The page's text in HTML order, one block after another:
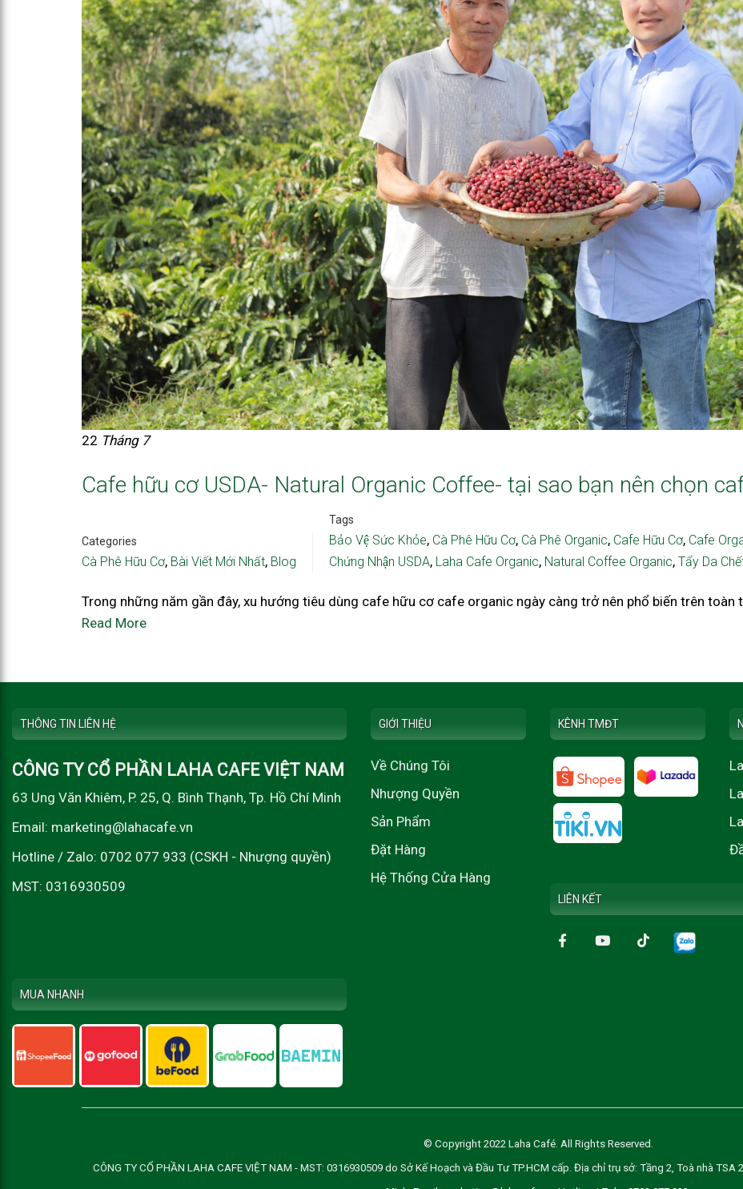
22 Tháng 7
Cafe hữu cơ USDA- Natural Organic Coffee- tại sao bạn nên chọn
Categories
Cà Phê Hữu Cơ, Bài Viết Mới Nhất, Blog
Tags
Bảo Vệ Sức Khỏe, Cà Phê Hữu Cơ, Cà Phê Organic, Cafe Hữu Cơ, Cafe
Chứng Nhận USDA, Laha Cafe Organic, Natural Coffee Organic, Tẩy Da
Trong những năm gần đây, xu hướng tiêu dùng cafe hữu cơ cafe organic ngày càng trở nên phổ biến trên
Read More
THÔNG TIN LIÊN HỆ
CÔNG TY CỔ PHẦN LAHA CAFE VIỆT NAM
63 Ung Văn Khiêm, P. 25, Q. Bình Thạnh, Tp. Hồ Chí Minh
Email: marketing@lahacafe.vn
Hotline / Zalo: 0702 077 933 (CSKH - Nhượng quyền)
MST: 0316930509
GIỚI THIỆU
Về Chúng Tôi
Nhượng Quyền
Sản Phẩm
Đặt Hàng
Hệ Thống Cửa Hàng
KÊNH TMĐT
LIÊN KẾT
MUA NHANH
© Copyright 2022 Laha Café. All Rights Reserved.
CÔNG TY CỔ PHẦN LAHA CAFE VIỆT NAM - MST: 0316930509 do Sở Kế Hoạch và Đầu Tư TP.HCM cấp. Địa chỉ trụ sở: Tầng 2, Toà nhà TSA